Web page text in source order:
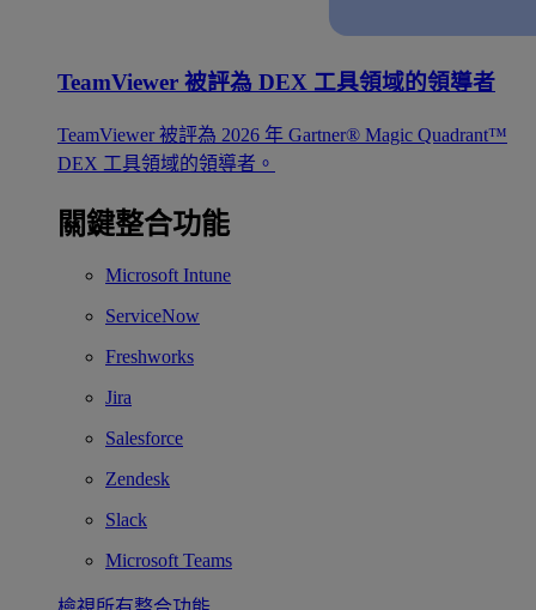
TeamViewer 被評為 DEX 工具領域的領導者
TeamViewer 被評為 2026 年 Gartner® Magic Quadrant™
DEX 工具領域的領導者。
關鍵整合功能
Microsoft Intune
ServiceNow
Freshworks
Jira
Salesforce
Zendesk
Slack
Microsoft Teams